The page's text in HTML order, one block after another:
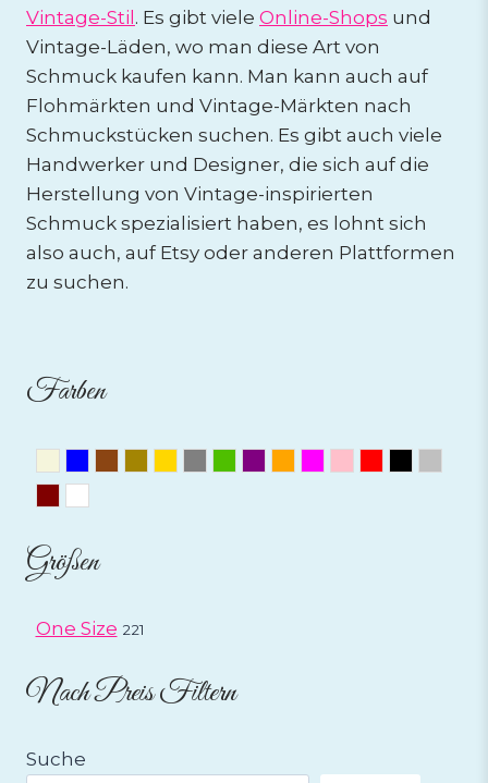
Vintage-Stil. Es gibt viele Online-Shops und
Vintage-Läden, wo man diese Art von
Schmuck kaufen kann. Man kann auch auf
Flohmärkten und Vintage-Märkten nach
Schmuckstücken suchen. Es gibt auch viele
Handwerker und Designer, die sich auf die
Herstellung von Vintage-inspirierten
Schmuck spezialisiert haben, es lohnt sich
also auch, auf Etsy oder anderen Plattformen
zu suchen.
Farben
Größen
One Size 221
Nach Preis Filtern
Suche